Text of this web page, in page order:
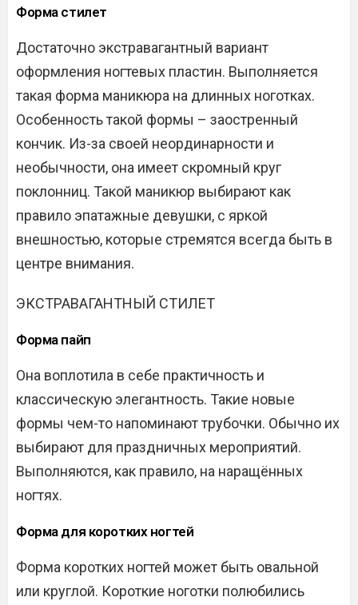
Форма стилет
Достаточно экстравагантный вариант
оформления ногтевых пластин. Выполняется
такая форма маникюра на длинных ноготках.
Особенность такой формы – заостренный
кончик. Из-за своей неординарности и
необычности, она имеет скромный круг
поклонниц. Такой маникюр выбирают как
правило эпатажные девушки, с яркой
внешностью, которые стремятся всегда быть в
центре внимания.
ЭКСТРАВАГАНТНЫЙ СТИЛЕТ
Форма пайп
Она воплотила в себе практичность и
классическую элегантность. Такие новые
формы чем-то напоминают трубочки. Обычно их
выбирают для праздничных мероприятий.
Выполняются, как правило, на наращённых
ногтях.
Форма для коротких ногтей
Форма коротких ногтей может быть овальной
или круглой. Короткие ноготки полюбились